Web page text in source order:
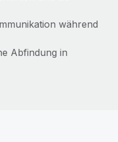
während
Abfindung in